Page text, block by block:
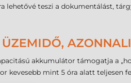
lehetővé teszi a dokumentálást,
ÜZEMIDŐ,
akkumulátor támogatja a
kevesebb mint 5 óra alatt teljesen